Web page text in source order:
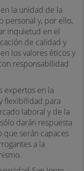
la unidad de la
personal y, por ello,
inquietud en el
de calidad y
los valores éticos y
responsabilidad
expertos en la
flexibilidad para
laboral y de la
darán respuesta
que serán capaces
a la